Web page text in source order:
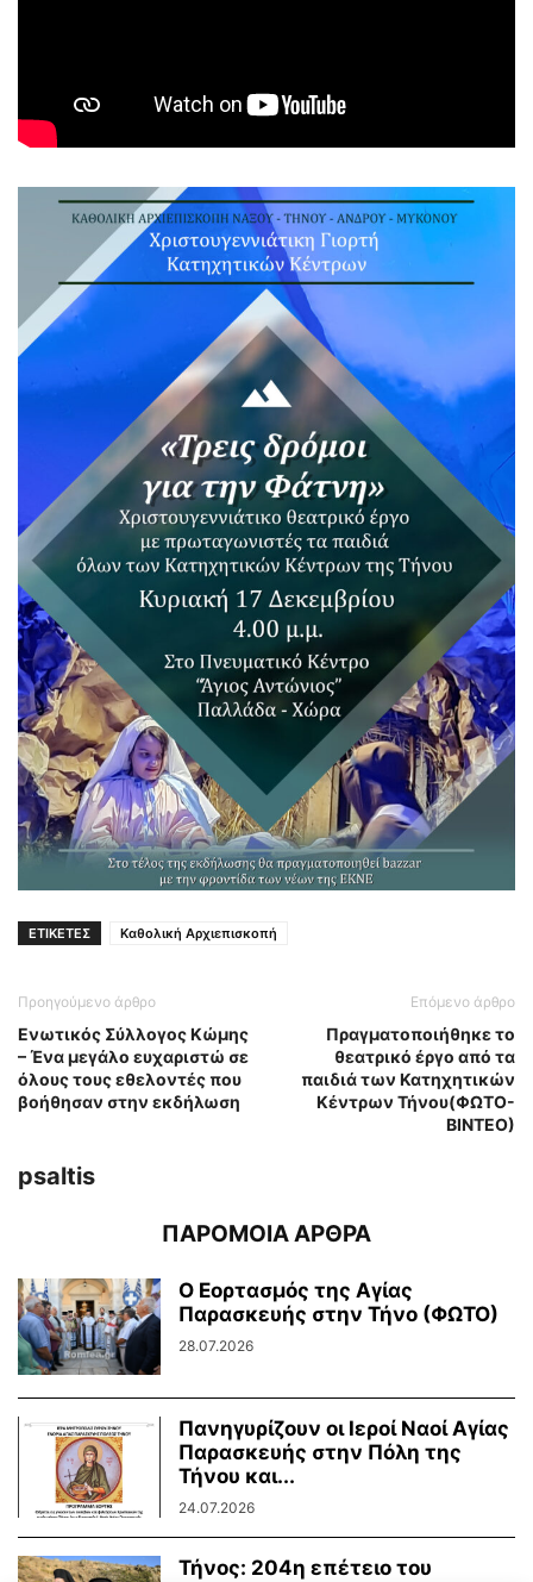
ΕΤΙΚΕΤΕΣ Καθολική Αρχιεπισκοπή
Προηγούμενο άρθρο
Ενωτικός Σύλλογος Κώμης
– Ένα μεγάλο ευχαριστώ σε
όλους τους εθελοντές που
βοήθησαν στην εκδήλωση
Επόμενο άρθρο
Πραγματοποιήθηκε το
θεατρικό έργο από τα
παιδιά των Κατηχητικών
Κέντρων Τήνου(ΦΩΤΟ-
ΒΙΝΤΕΟ)
psaltis
ΠΑΡΟΜΟΙΑ ΑΡΘΡΑ
Ο Εορτασμός της Αγίας
Παρασκευής στην Τήνο (ΦΩΤΟ)
28.07.2026
Πανηγυρίζουν οι Ιεροί Ναοί Αγίας
Παρασκευής στην Πόλη της
Τήνου και...
24.07.2026
Τήνος: 204η επέτειο του